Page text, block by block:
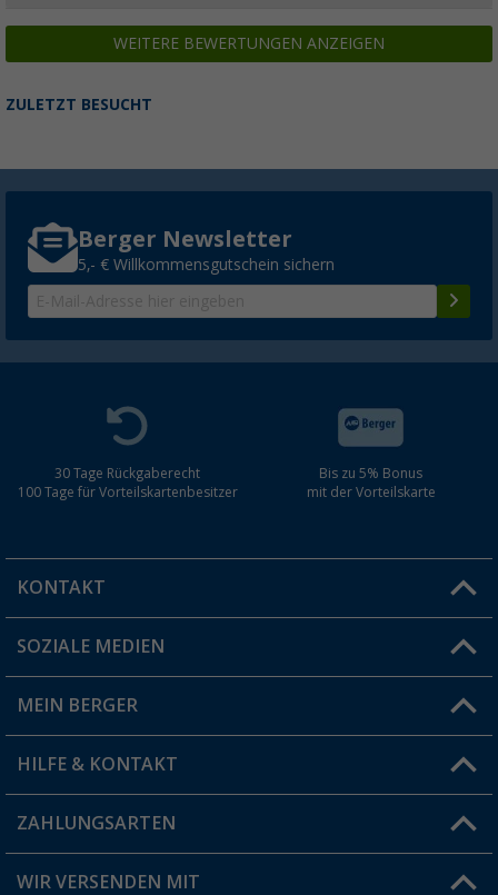
WEITERE BEWERTUNGEN ANZEIGEN
ZULETZT BESUCHT
Berger Newsletter
5,- € Willkommensgutschein sichern
30 Tage Rückgaberecht
100 Tage für Vorteilskartenbesitzer
Bis zu 5% Bonus
mit der Vorteilskarte
KONTAKT
Du hast eine Frage?
Filiale finden
SOZIALE MEDIEN
MEIN BERGER
Vorteilskarte
Blog
HILFE & KONTAKT
FAQ & Kontakt
Versandinformationen
ZAHLUNGSARTEN
WIR VERSENDEN MIT